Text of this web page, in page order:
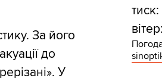
За його
до
У
тиск:
вітер: